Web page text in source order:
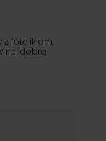
fotelikiem,
na dobrą